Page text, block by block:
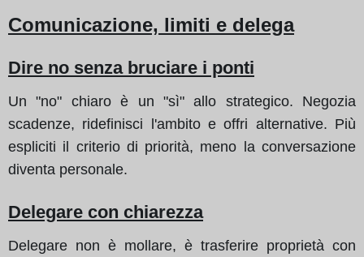
Comunicazione, limiti e delega
Dire no senza bruciare i ponti
Un "no" chiaro è un "sì" allo strategico. Negozia
scadenze, ridefinisci l'ambito e offri alternative. Più
espliciti il criterio di priorità, meno la conversazione
diventa personale.
Delegare con chiarezza
Delegare non è mollare, è trasferire proprietà con